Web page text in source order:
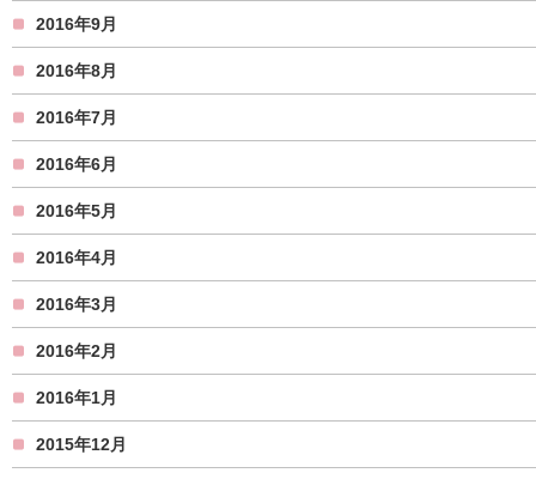
2016年9月
2016年8月
2016年7月
2016年6月
2016年5月
2016年4月
2016年3月
2016年2月
2016年1月
2015年12月